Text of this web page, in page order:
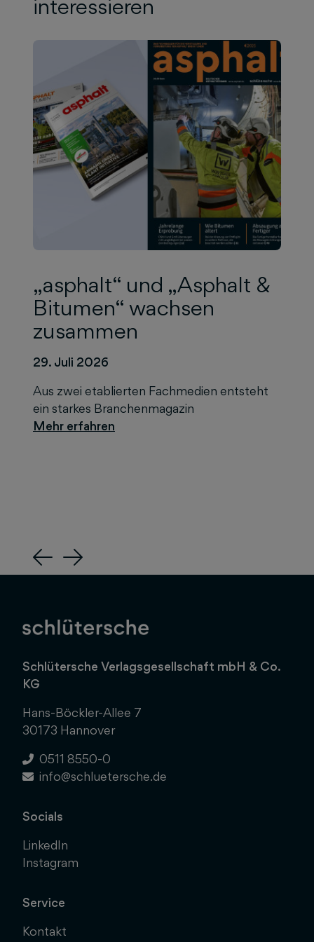
interessieren
„asphalt“ und „Asphalt &
Bitumen“ wachsen
zusammen
29. Juli 2026
Aus zwei etablierten Fachmedien entsteht
ein starkes Branchenmagazin
Previous
Next
Schlütersche Verlagsgesellschaft mbH & Co.
KG
Hans-Böckler-Allee 7
30173 Hannover
0511 8550-0
info@schluetersche.de
Socials
LinkedIn
Instagram
Service
Kontakt